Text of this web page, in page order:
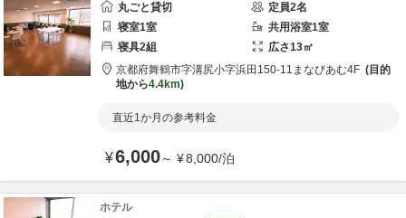
丸ごと貸切 定員2名
寝室1室 共用浴室1室
寝具2組 広さ13㎡
京都府舞鶴市字溝尻小字浜田150-11 まなびあむ4F
目的
地から4.4km
直近1か月の参考料金
¥6,000～ ¥8,000/泊
ホテル